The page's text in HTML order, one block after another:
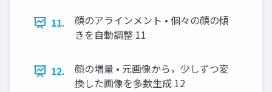
11.
顔のアラインメント • 個々の顔の傾
きを自動調整 11
12.
顔の増量 • 元画像から，少しずつ変
換した画像を多数生成 12